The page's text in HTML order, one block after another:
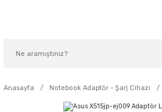
Anasayfa Notebook Adaptör - Şarj Cihazı